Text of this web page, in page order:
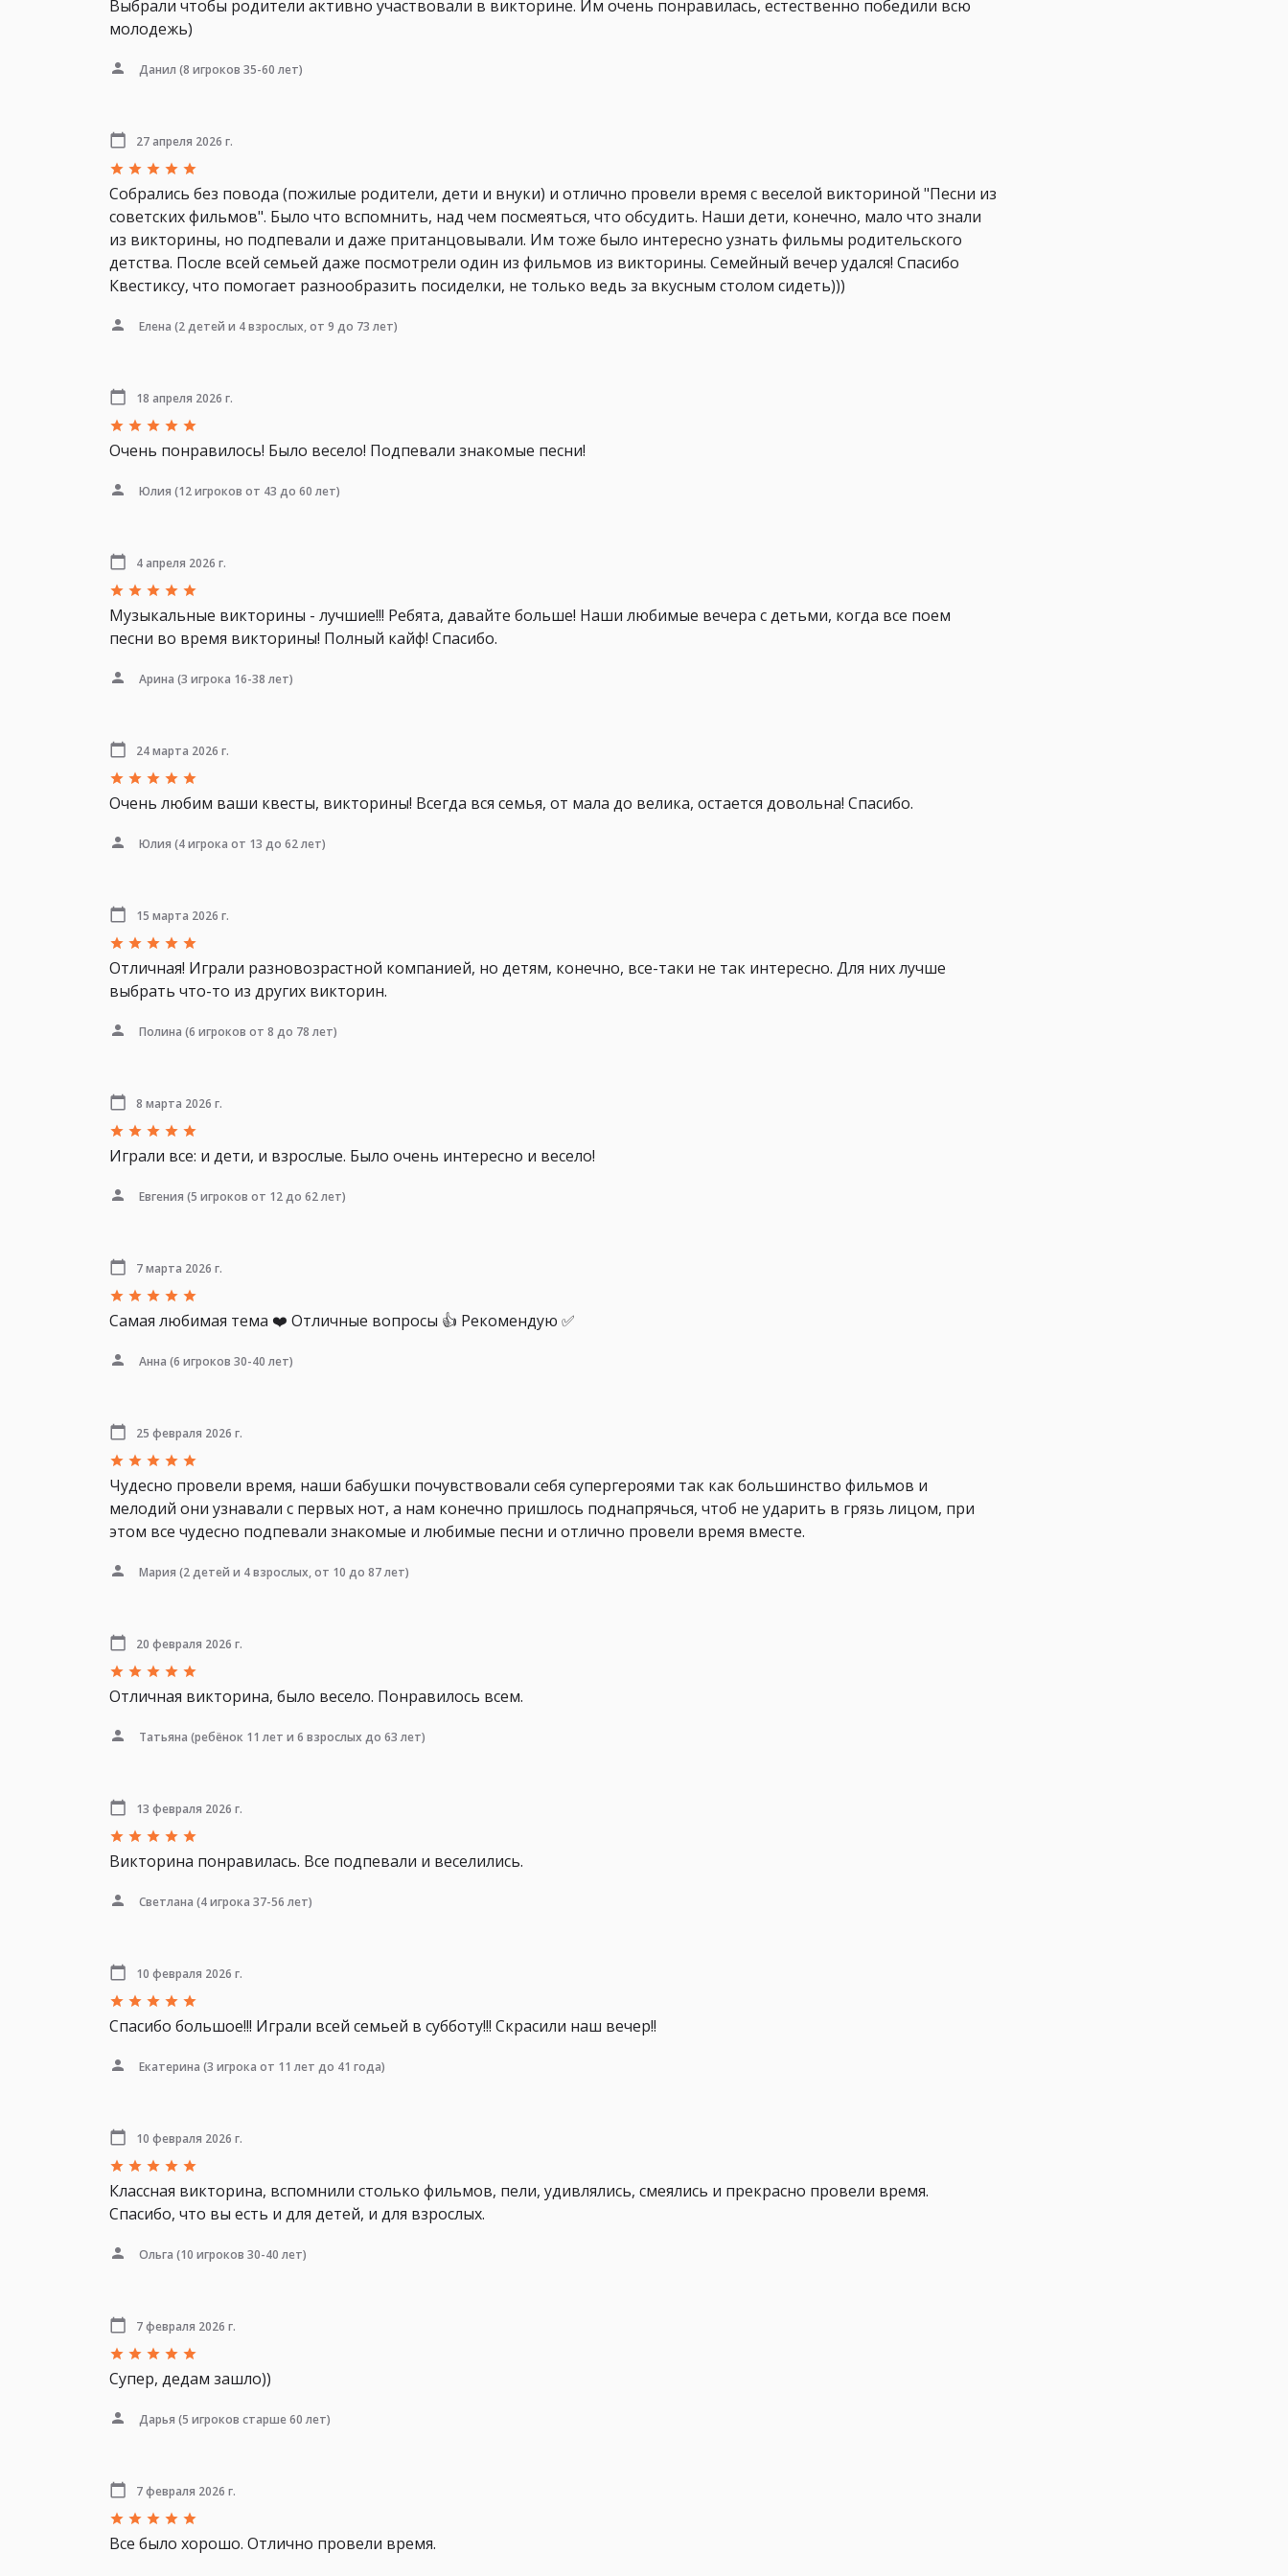
Выбрали чтобы родители активно участвовали в викторине. Им очень понравилась, естественно победили всю
молодежь)
Данил (8 игроков 35-60 лет)
27 апреля 2026 г.
Собрались без повода (пожилые родители, дети и внуки) и отлично провели время с веселой викториной "Песни из
советских фильмов". Было что вспомнить, над чем посмеяться, что обсудить. Наши дети, конечно, мало что знали
из викторины, но подпевали и даже пританцовывали. Им тоже было интересно узнать фильмы родительского
детства. После всей семьей даже посмотрели один из фильмов из викторины. Семейный вечер удался! Спасибо
Квестиксу, что помогает разнообразить посиделки, не только ведь за вкусным столом сидеть)))
Елена (2 детей и 4 взрослых, от 9 до 73 лет)
18 апреля 2026 г.
Очень понравилось! Было весело! Подпевали знакомые песни!
Юлия (12 игроков от 43 до 60 лет)
4 апреля 2026 г.
Музыкальные викторины - лучшие!!! Ребята, давайте больше! Наши любимые вечера с детьми, когда все поем
песни во время викторины! Полный кайф! Спасибо.
Арина (3 игрока 16-38 лет)
24 марта 2026 г.
Очень любим ваши квесты, викторины! Всегда вся семья, от мала до велика, остается довольна! Спасибо.
Юлия (4 игрока от 13 до 62 лет)
15 марта 2026 г.
Отличная! Играли разновозрастной компанией, но детям, конечно, все-таки не так интересно. Для них лучше
выбрать что-то из других викторин.
Полина (6 игроков от 8 до 78 лет)
8 марта 2026 г.
Играли все: и дети, и взрослые. Было очень интересно и весело!
Евгения (5 игроков от 12 до 62 лет)
7 марта 2026 г.
Самая любимая тема ❤️ Отличные вопросы 👍 Рекомендую ✅
Анна (6 игроков 30-40 лет)
25 февраля 2026 г.
Чудесно провели время, наши бабушки почувствовали себя супергероями так как большинство фильмов и
мелодий они узнавали с первых нот, а нам конечно пришлось поднапрячься, чтоб не ударить в грязь лицом, при
этом все чудесно подпевали знакомые и любимые песни и отлично провели время вместе.
Мария (2 детей и 4 взрослых, от 10 до 87 лет)
20 февраля 2026 г.
Отличная викторина, было весело. Понравилось всем.
Татьяна (ребёнок 11 лет и 6 взрослых до 63 лет)
13 февраля 2026 г.
Викторина понравилась. Все подпевали и веселились.
Светлана (4 игрока 37-56 лет)
10 февраля 2026 г.
Спасибо большое!!! Играли всей семьей в субботу!!! Скрасили наш вечер!!
Екатерина (3 игрока от 11 лет до 41 года)
10 февраля 2026 г.
Классная викторина, вспомнили столько фильмов, пели, удивлялись, смеялись и прекрасно провели время.
Спасибо, что вы есть и для детей, и для взрослых.
Ольга (10 игроков 30-40 лет)
7 февраля 2026 г.
Супер, дедам зашло))
Дарья (5 игроков старше 60 лет)
7 февраля 2026 г.
Все было хорошо. Отлично провели время.